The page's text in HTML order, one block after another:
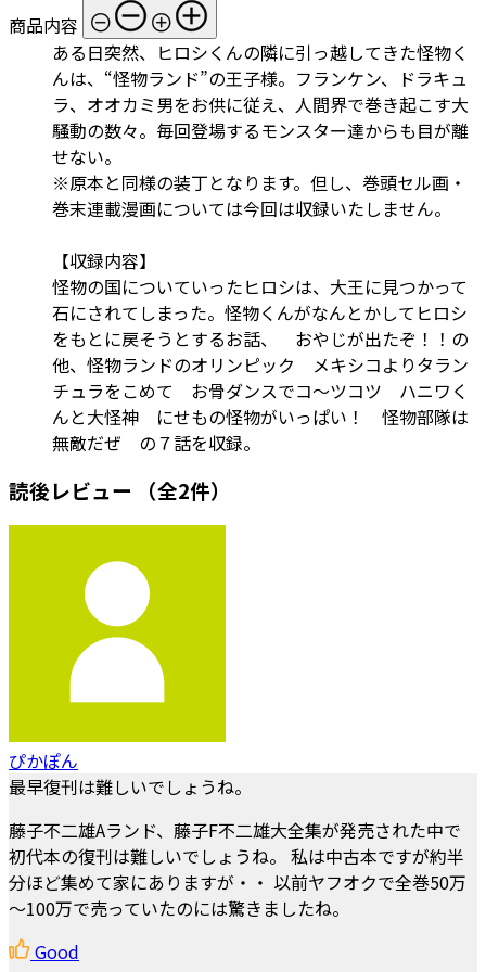
商品内容
ある日突然、ヒロシくんの隣に引っ越してきた怪物く
んは、“怪物ランド”の王子様。フランケン、ドラキュ
ラ、オオカミ男をお供に従え、人間界で巻き起こす大
騒動の数々。毎回登場するモンスター達からも目が離
せない。
※原本と同様の装丁となります。但し、巻頭セル画・
巻末連載漫画については今回は収録いたしません。
【収録内容】
怪物の国についていったヒロシは、大王に見つかって
石にされてしまった。怪物くんがなんとかしてヒロシ
をもとに戻そうとするお話、 おやじが出たぞ！！の
他、怪物ランドのオリンピック メキシコよりタラン
チュラをこめて お骨ダンスでコ～ツコツ ハニワく
んと大怪神 にせもの怪物がいっぱい！ 怪物部隊は
無敵だぜ の７話を収録。
読後レビュー （全2件）
ぴかぽん
最早復刊は難しいでしょうね。
藤子不二雄Aランド、藤子F不二雄大全集が発売された中で
初代本の復刊は難しいでしょうね。 私は中古本ですが約半
分ほど集めて家にありますが・・ 以前ヤフオクで全巻50万
～100万で売っていたのには驚きましたね。
Good